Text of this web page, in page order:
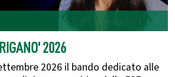
2026
2026 il bando dedicato alle